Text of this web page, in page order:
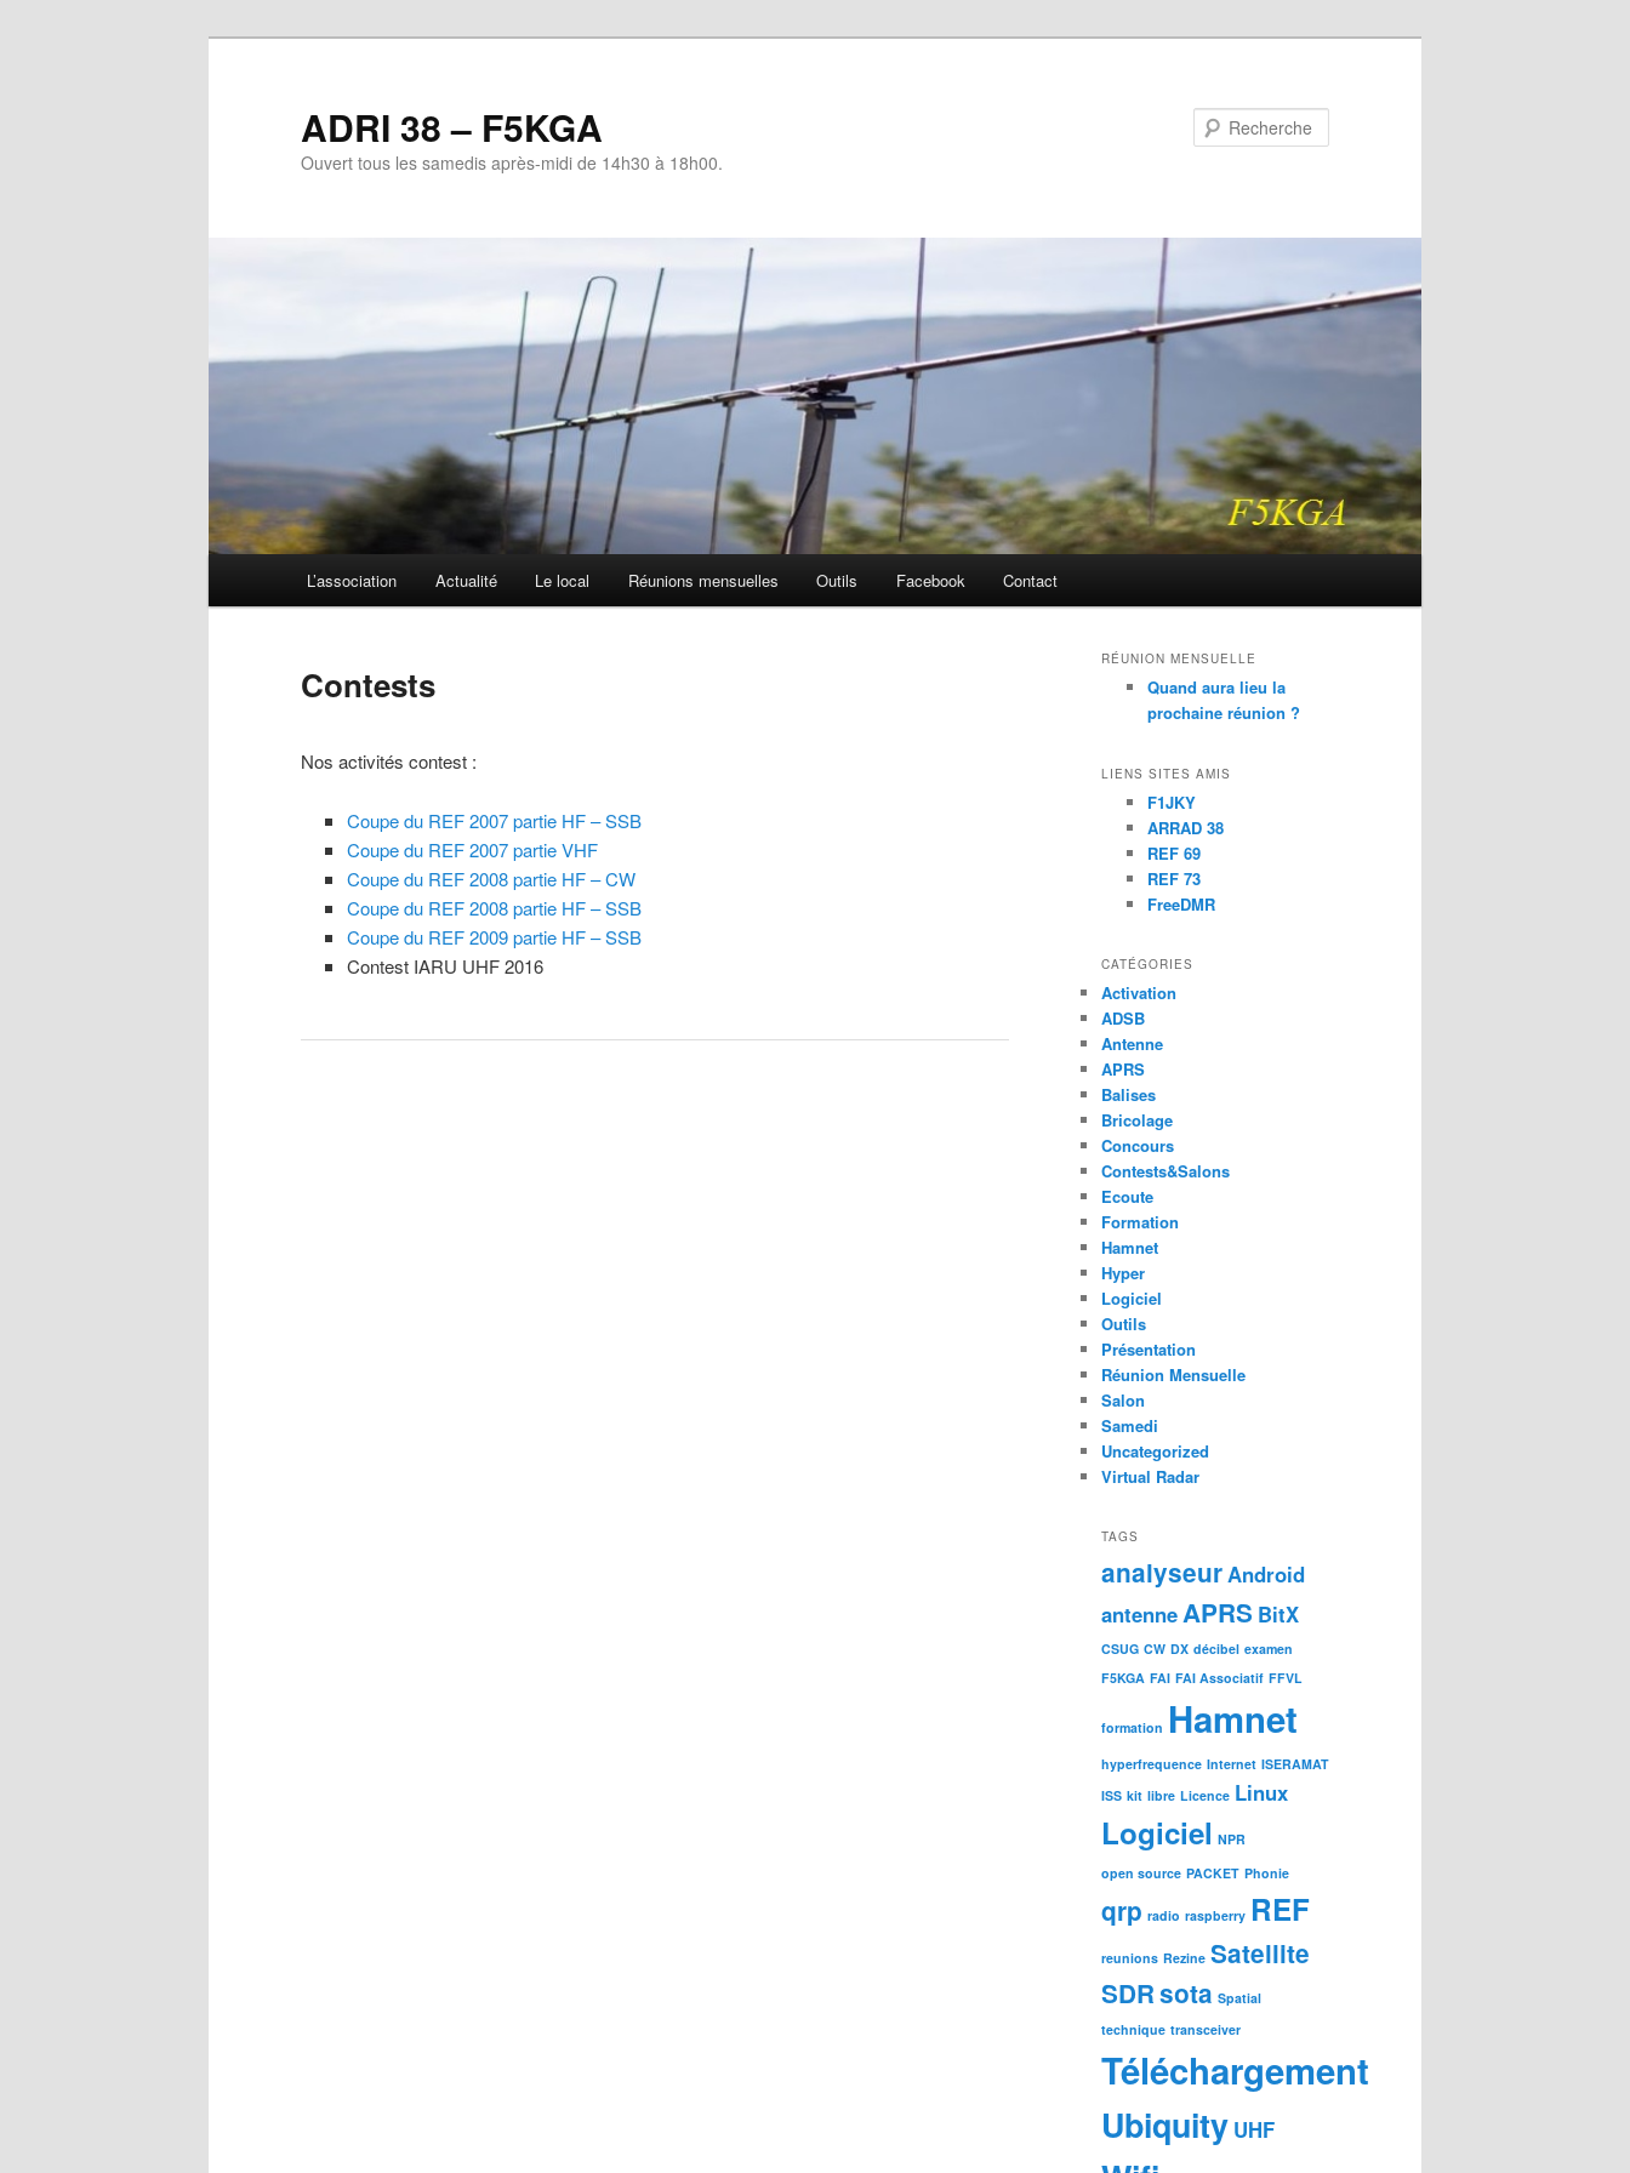
ADRI 38 – F5KGA
Ouvert tous les samedis après-midi de 14h30 à 18h00.
L’association Actualité Le local Réunions mensuelles Outils Facebook Contact
Contests
Nos activités contest :
Coupe du REF 2007 partie HF – SSB
Coupe du REF 2007 partie VHF
Coupe du REF 2008 partie HF – CW
Coupe du REF 2008 partie HF – SSB
Coupe du REF 2009 partie HF – SSB
Contest IARU UHF 2016
RÉUNION MENSUELLE
Quand aura lieu la
prochaine réunion ?
LIENS SITES AMIS
F1JKY
ARRAD 38
REF 69
REF 73
FreeDMR
CATÉGORIES
Activation
ADSB
Antenne
APRS
Balises
Bricolage
Concours
Contests&Salons
Ecoute
Formation
Hamnet
Hyper
Logiciel
Outils
Présentation
Réunion Mensuelle
Salon
Samedi
Uncategorized
Virtual Radar
TAGS
analyseurAndroid
antenneAPRS BitX
CSUG CW DX décibel examen
F5KGA FAI FAI Associatif FFVL
formation Hamnet
hyperfrequence Internet ISERAMAT
ISS kit libre Licence Linux
Logiciel NPR
open source PACKET Phonie
qrp radio raspberry REF
reunions Rezine Satellite
SDRsota Spatial
technique transceiver
Téléchargement
Ubiquity UHF